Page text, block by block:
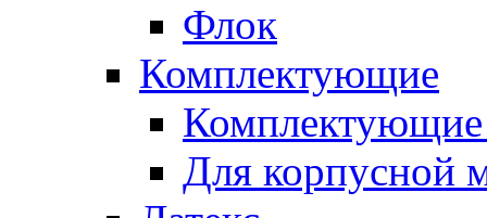
Флок
Комплектующие
Комплектующие
Для корпусной